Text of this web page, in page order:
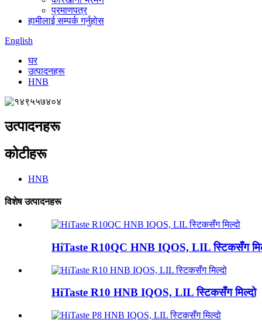
प्रमाणपत्र
हामीलाई सम्पर्क गर्नुहोस
English
घर
उत्पादनहरू
HNB
उत्पादनहरू
कोटीहरू
HNB
विशेष उत्पादनहरू
HiTaste R10QC HNB IQOS, LIL स्टिकसँग
HiTaste R10 HNB IQOS, LIL स्टिकसँग मिल्दो